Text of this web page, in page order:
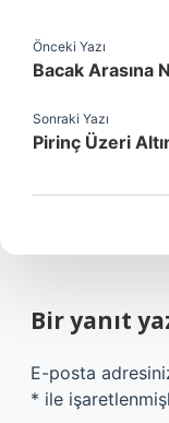
Önceki Yazı
Bacak Arasına
Sonraki Yazı
Pirinç Üzeri
Bir yanıt
E-posta
* ile